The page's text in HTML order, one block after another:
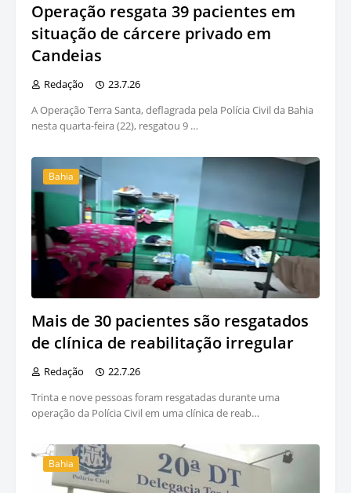
Operação resgata 39 pacientes em
situação de cárcere privado em
Candeias
Redação
23.7.26
A Operação Terra Santa, deflagrada pela Polícia Civil da Bahia
nesta quarta-feira (22), resgatou 9 …
Bahia
Mais de 30 pacientes são resgatados
de clínica de reabilitação irregular
Redação
22.7.26
Trinta e nove pessoas foram resgatadas durante uma
operação da Polícia Civil em uma clínica de reab…
Bahia